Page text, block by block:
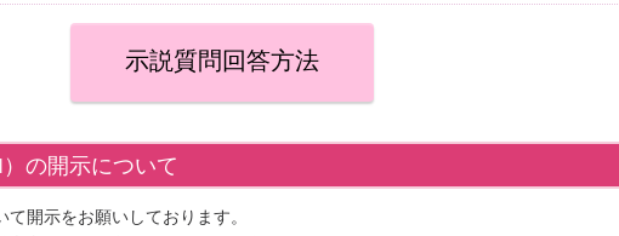
示説質問回答方法
の開示について
開示をお願いしております。